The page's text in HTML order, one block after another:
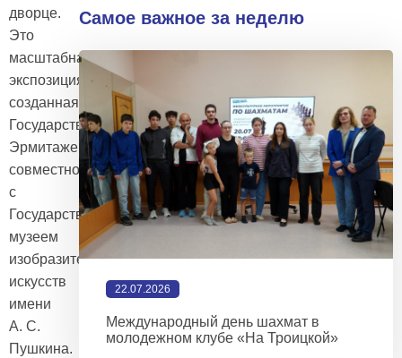
дворце.
Это
масштабная
экспозиция,
созданная
Государственным
Эрмитажем
совместно
с
Государственным
музеем
изобразительных
искусств
имени
А. С.
Пушкина.
Самое важное за неделю
22.07.2026
Международный день шахмат в
молодежном клубе «На Троицкой»